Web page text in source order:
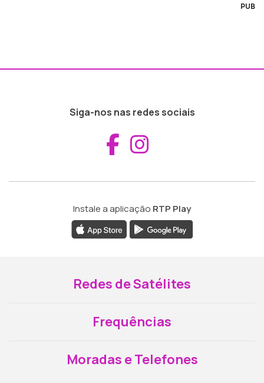
PUB
Siga-nos nas redes sociais
Aceder ao
Instale a aplicação RTP Play
Redes de Satélites
Frequências
Moradas e Telefones